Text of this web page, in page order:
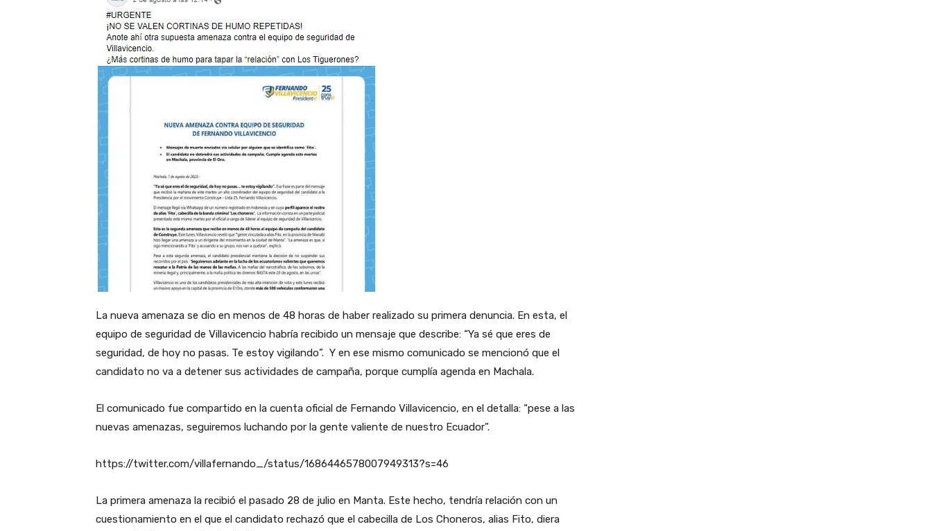
La nueva amenaza se dio en menos de 48 horas de haber realizado su primera denuncia. En esta, el
equipo de seguridad de Villavicencio habría recibido un mensaje que describe: “Ya sé que eres de
seguridad, de hoy no pasas. Te estoy vigilando”. Y en ese mismo comunicado se mencionó que el
candidato no va a detener sus actividades de campaña, porque cumplía agenda en Machala.
El comunicado fue compartido en la cuenta oficial de Fernando Villavicencio, en el detalla: “pese a las
nuevas amenazas, seguiremos luchando por la gente valiente de nuestro Ecuador”.
https://twitter.com/villafernando_/status/1686446578007949313?s=46
La primera amenaza la recibió el pasado 28 de julio en Manta. Este hecho, tendría relación con un
cuestionamiento en el que el candidato rechazó que el cabecilla de Los Choneros, alias Fito, diera